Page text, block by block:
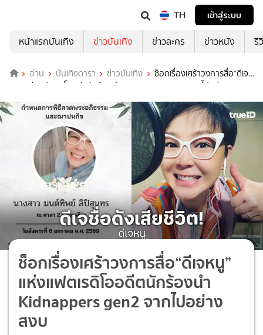
TH
เข้าสู่ระบบ
หน้าแรกบันเทิง
ข่าวบันเทิง ข่าวละคร ข่าวหนัง รี
อ่าน บันเทิงดารา ข่าวบันเทิง
ช็อกเรื่องเศร้าวงการสื่อ“ดีเจ
หนู” แห่งแฟตเรดิโออดีตนักร้องนำ Kidnappers gen2 จากไปอย่างสงบ
ช็อกเรื่องเศร้าวงการสื่อ“ดีเจหนู”
แห่งแฟตเรดิโออดีตนักร้องนำ
Kidnappers gen2 จากไปอย่าง
สงบ